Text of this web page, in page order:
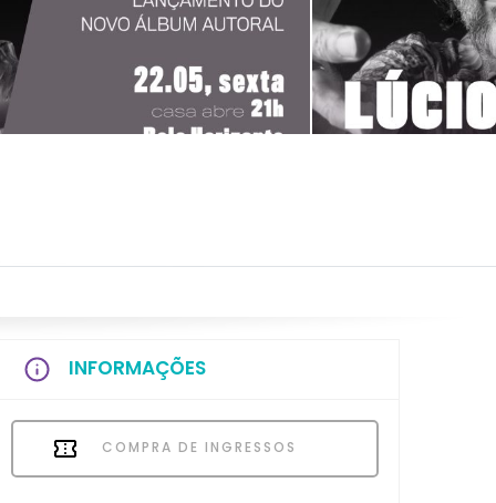
INFORMAÇÕES
COMPRA DE INGRESSOS